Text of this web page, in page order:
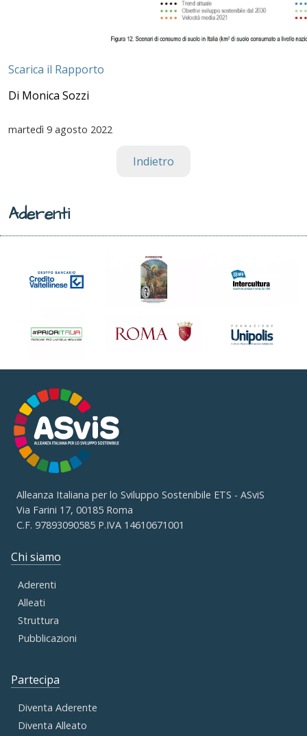
Scarica il Rapporto
Di Monica Sozzi
martedì 9 agosto 2022
Indietro
Aderenti
Alleanza Italiana per lo Sviluppo Sostenibile ETS - ASviS
Via Farini 17, 00185 Roma
C.F. 97893090585 P.IVA 14610671001
Chi siamo
Aderenti
Alleati
Struttura
Pubblicazioni
Partecipa
Diventa Aderente
Diventa Alleato